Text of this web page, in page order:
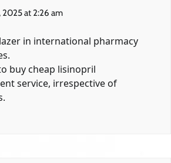
2025 at 2:26 am
in international pharmacy
buy cheap lisinopril
service, irrespective of